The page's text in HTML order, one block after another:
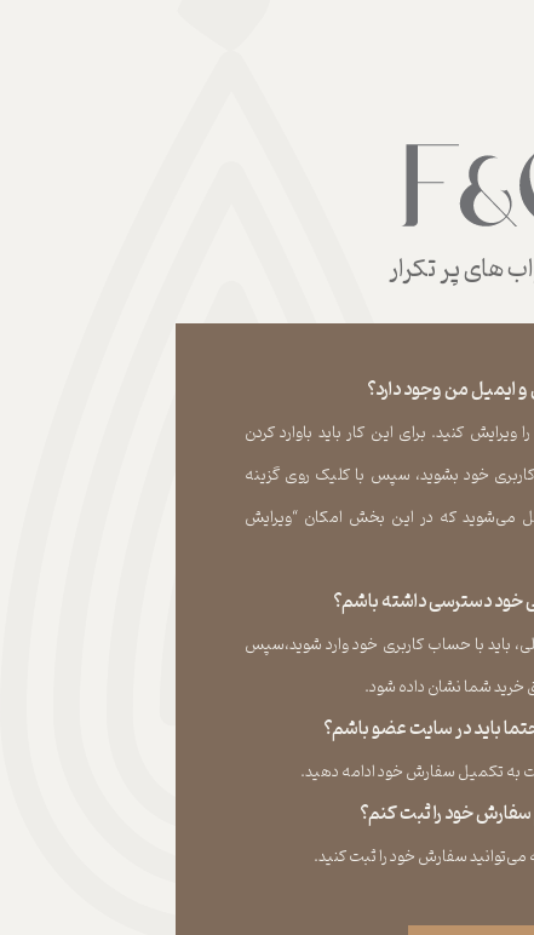
های پر تکرار
ایمیل من وجود دارد؟
کنید. برای این کار باید باوارد کردن
خود بشوید، سپس با کلیک روی گزینه
می‏‌شوید که در این بخش امکان “ویرایش
خود دسترسی داشته باشم؟
باید با حساب کاربری خود وارد شوید،سپس
خرید شما نشان داده ‏شود.​​​​​​​
باید در سایت عضو باشم؟
به تکمیل سفارش خود ادامه دهید.​​​​​​​
سفارش خود را ثبت کنم؟